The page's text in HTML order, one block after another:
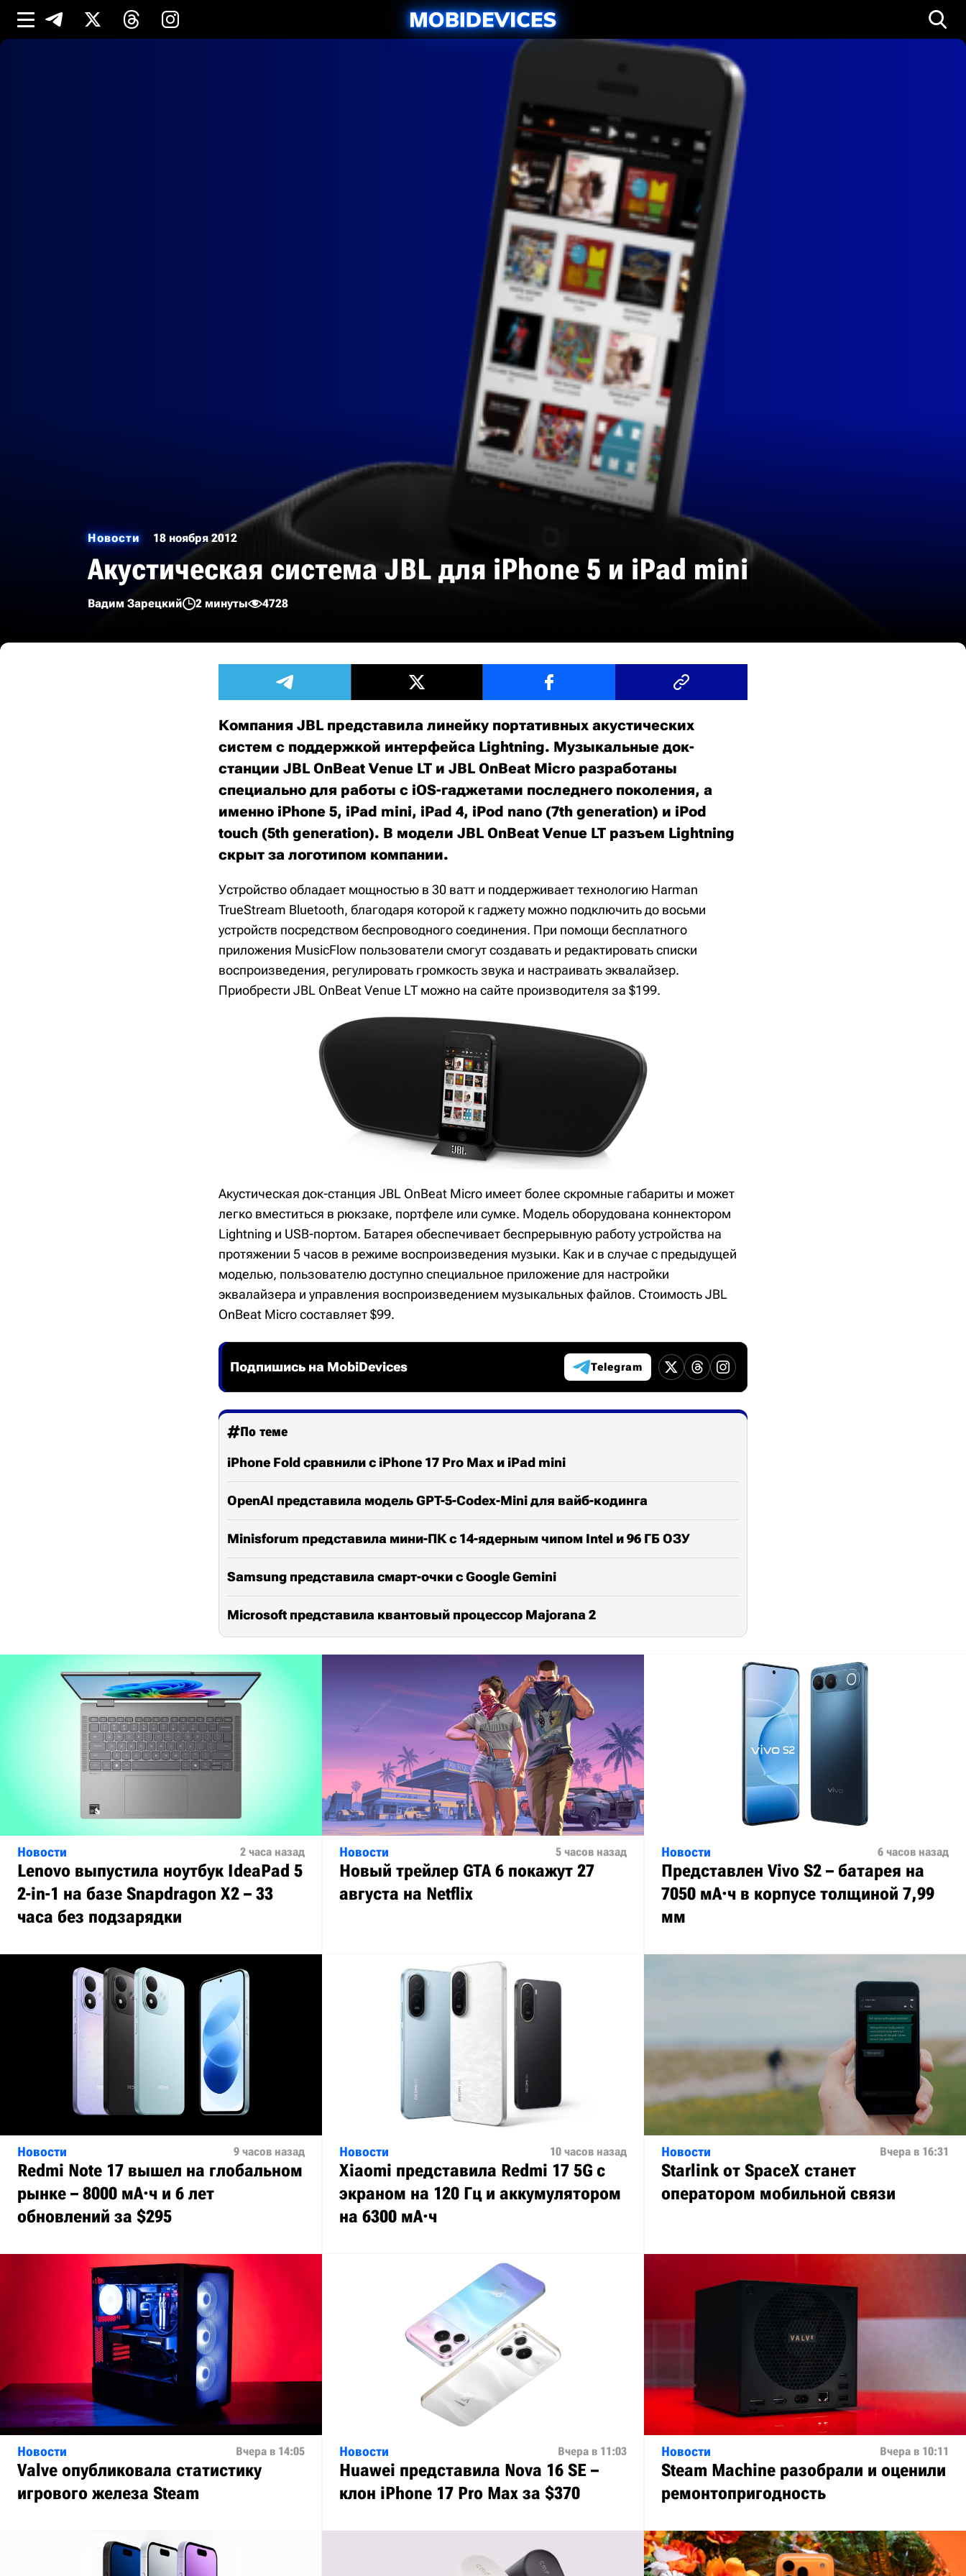
Новости 18 ноября 2012
Акустическая система JBL для iPhone 5 и iPad mini
Вадим Зарецкий 2 минуты 4728
Компания JBL представила линейку портативных акустических
систем с поддержкой интерфейса Lightning. Музыкальные док-
станции JBL OnBeat Venue LT и JBL OnBeat Micro разработаны
специально для работы с iOS-гаджетами последнего поколения, а
именно iPhone 5, iPad mini, iPad 4, iPod nano (7th generation) и iPod
touch (5th generation). В модели JBL OnBeat Venue LT разъем Lightning
скрыт за логотипом компании.
Устройство обладает мощностью в 30 ватт и поддерживает технологию Harman
TrueStream Bluetooth, благодаря которой к гаджету можно подключить до восьми
устройств посредством беспроводного соединения. При помощи бесплатного
приложения MusicFlow пользователи смогут создавать и редактировать списки
воспроизведения, регулировать громкость звука и настраивать эквалайзер.
Приобрести JBL OnBeat Venue LT можно на сайте производителя за $199.
Акустическая док-станция JBL OnBeat Micro имеет более скромные габариты и может
легко вместиться в рюкзаке, портфеле или сумке. Модель оборудована коннектором
Lightning и USB-портом. Батарея обеспечивает беспрерывную работу устройства на
протяжении 5 часов в режиме воспроизведения музыки. Как и в случае с предыдущей
моделью, пользователю доступно специальное приложение для настройки
эквалайзера и управления воспроизведением музыкальных файлов. Стоимость JBL
OnBeat Micro составляет $99.
Подпишись на MobiDevices Telegram
По теме
iPhone Fold сравнили с iPhone 17 Pro Max и iPad mini
OpenAI представила модель GPT-5-Codex-Mini для вайб-кодинга
Minisforum представила мини-ПК с 14-ядерным чипом Intel и 96 ГБ ОЗУ
Samsung представила смарт-очки с Google Gemini
Microsoft представила квантовый процессор Majorana 2
Новости 2 часа назад
Lenovo выпустила ноутбук IdeaPad 5
2-in-1 на базе Snapdragon X2 – 33
часа без подзарядки
Новости 5 часов назад
Новый трейлер GTA 6 покажут 27
августа на Netflix
Новости 6 часов назад
Представлен Vivo S2 – батарея на
7050 мА·ч в корпусе толщиной 7,99
мм
Новости 9 часов назад
Redmi Note 17 вышел на глобальном
рынке – 8000 мА·ч и 6 лет
обновлений за $295
Новости 10 часов назад
Xiaomi представила Redmi 17 5G с
экраном на 120 Гц и аккумулятором
на 6300 мА·ч
Новости Вчера в 16:31
Starlink от SpaceX станет
оператором мобильной связи
Новости Вчера в 14:05
Valve опубликовала статистику
игрового железа Steam
Новости Вчера в 11:03
Huawei представила Nova 16 SE –
клон iPhone 17 Pro Max за $370
Новости Вчера в 10:11
Steam Machine разобрали и оценили
ремонтопригодность